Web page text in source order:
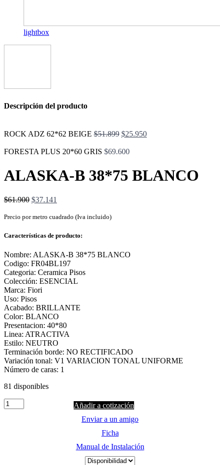
lightbox
Descripción del producto
ROCK ADZ 62*62 BEIGE $51.899 El
original
$51.899.
$25.950El
$25.950.
FORESTA PLUS 20*60 GRIS $69.600
ALASKA-B 38*75 BLANCO
$61.900 El
original
$61.900.
$37.141
actual
$37.141.
Precio por metro cuadrado (Iva incluido)
Características de producto:
Nombre: ALASKA-B 38*75 BLANCO
Codigo: FR04BL197
Categoria: Ceramica Pisos
Colección: ESENCIAL
Marca: Fiori
Uso: Pisos
Acabado: BRILLANTE
Color: BLANCO
Presentacion: 40*80
Linea: ATRACTIVA
Estilo: NEUTRO
Terminación borde: NO RECTIFICADO
Variación tonal: V1 VARIACION TONAL UNIFORME
Número de caras: 1
81 disponibles
Quantity
Añadir a cotización
Enviar a un amigo
Ficha
Manual de Instalación